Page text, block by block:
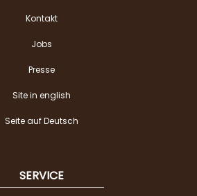
Kontakt
Jobs
Presse
Site in english
Seite auf Deutsch
SERVICE